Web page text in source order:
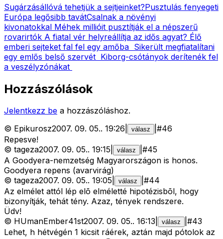
Sugárzásállóvá tehetjük a sejtjeinket?Pusztulás fenyegeti
Európa legősibb tavátCsalnak a növényi
kivonatokkal Méhek millióit pusztítják el a népszerű
rovarirtók A fiatal vér helyreállítja az idős agyat? Élő
emberi sejteket fal fel egy amőba Sikerült megfiatalítani
egy emlős belső szervét Kiborg-csótányok derítenék fel
a veszélyzónákat
Hozzászólások
Jelentkezz be a hozzászóláshoz.
© Epikurosz2007. 09. 05.. 19:26 válasz #46
Repesve!
© tageza2007. 09. 05.. 19:15 válasz #45
A Goodyera-nemzetség Magyarországon is honos.
Goodyera repens (avarvirág)
© tageza2007. 09. 05.. 19:05 válasz #44
Az elmélet attól lép elõ elméletté hipotézisbõl, hogy
bizonyítják, tehát tény. Azaz, tények rendszere.
Üdv!
© HUmanEmber41st2007. 09. 05.. 16:13 válasz #43
Lehet, h hétvégén 1 kicsit ráérek, aztán majd pótolok az